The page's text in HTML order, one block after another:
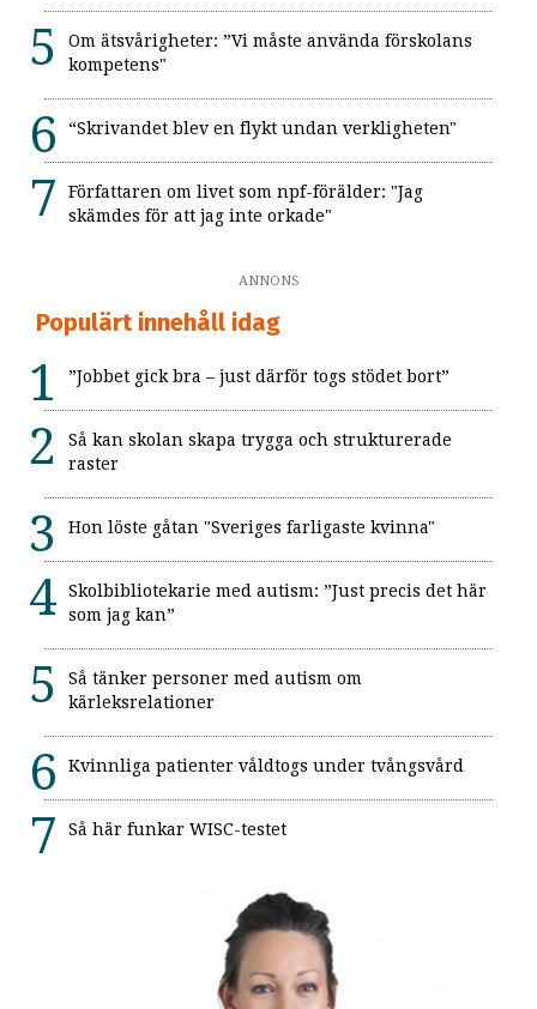
Om ätsvårigheter: ”Vi måste använda förskolans
kompetens"
“Skrivandet blev en flykt undan verkligheten"
Författaren om livet som npf-förälder: "Jag
skämdes för att jag inte orkade"
ANNONS
Populärt innehåll idag
”Jobbet gick bra – just därför togs stödet bort”
Så kan skolan skapa trygga och strukturerade
raster
Hon löste gåtan "Sveriges farligaste kvinna"
Skolbibliotekarie med autism: ”Just precis det här
som jag kan”
Så tänker personer med autism om
kärleksrelationer
Kvinnliga patienter våldtogs under tvångsvård
Så här funkar WISC-testet